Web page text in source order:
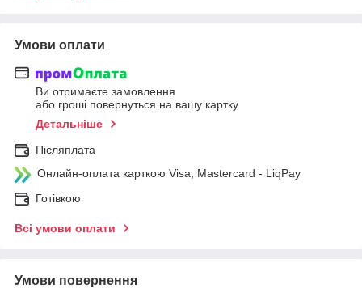
Умови оплати
Ви отримаєте замовлення
або гроші повернуться на вашу картку
Детальніше
Післяплата
Онлайн-оплата карткою Visa, Mastercard - LiqPay
Готівкою
Всі умови оплати
Умови повернення